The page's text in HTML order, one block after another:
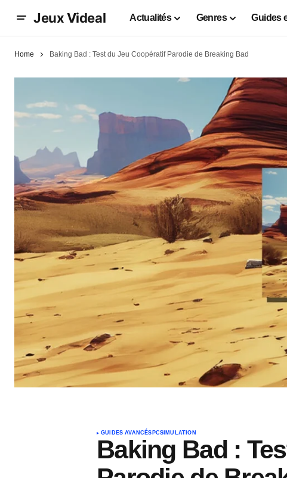
Jeux Videal Actualités Genres Guides
Home Baking Bad : Test du Jeu Coopératif Parodie de Breaking Bad
GUIDES AVANCÉS PCSIMULATION
Baking Bad :